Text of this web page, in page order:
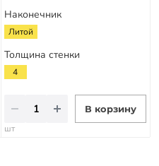
Наконечник
Литой
Толщина стенки
4
В корзину
шт